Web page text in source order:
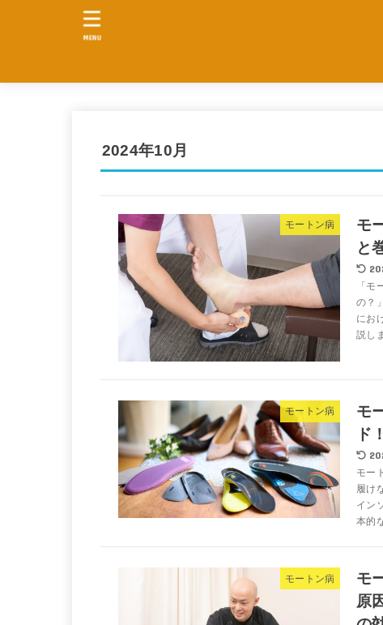
MENU
2024年10月
モートン病
モ
と
「モ
の？
にお
説し
モートン病
モ
ド
モー
履け
イン
本的
モートン病
モ
原